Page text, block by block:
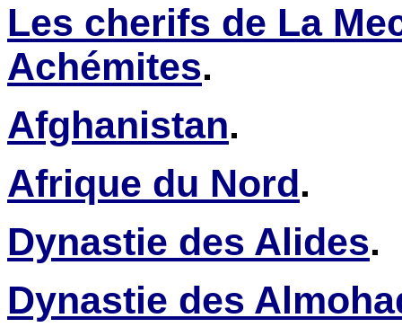
Les cherifs de La
Achémites.
Afghanistan.
Afrique du Nord.
Dynastie des Alides.
Dynastie des